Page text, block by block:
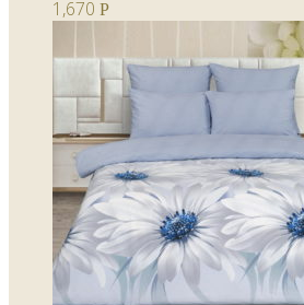
1,670 Р